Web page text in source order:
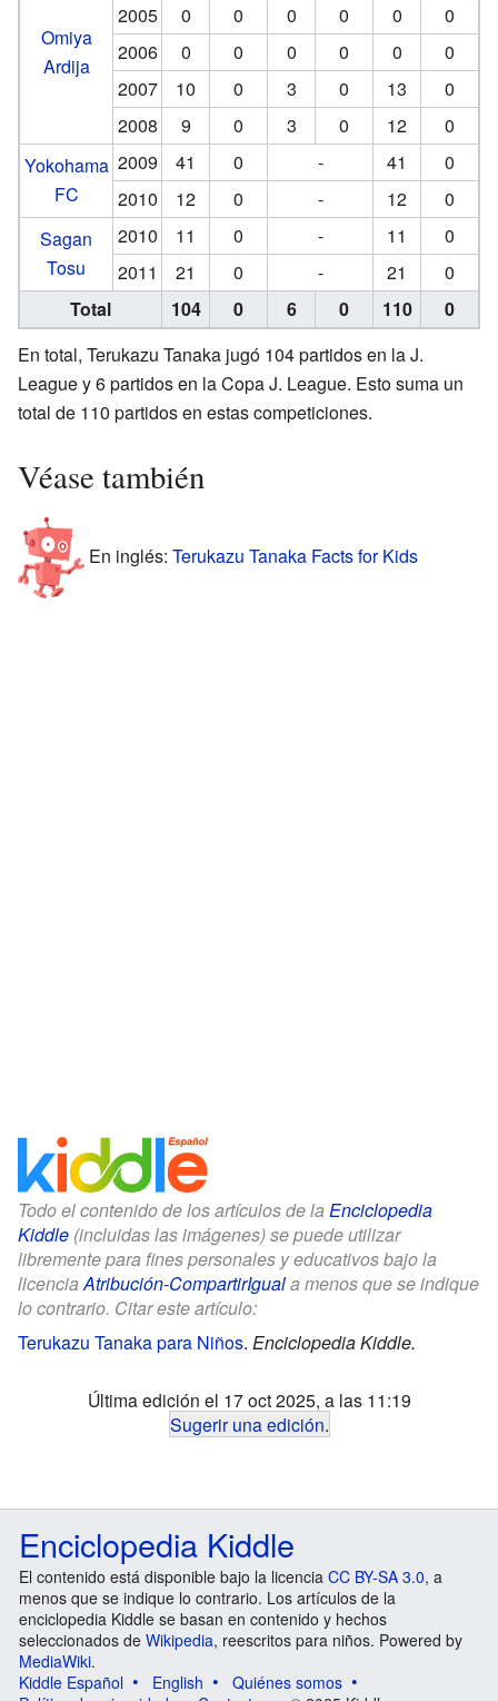
Omiya
Ardija
2005
0 0 0 0 0
0
2006
0 0 0 0 0
0
2007
10 0 3 0 13
0
2008
9 0 3 0 12
0
Yokohama
FC
2009 41 0 - 41
0
2010
12 0 - 12
0
Sagan
Tosu
2010 11 0 - 11
0
2011
21 0 - 21
0
Total
104 0 6 0 110
0
En total, Terukazu Tanaka jugó 104 partidos en la J.
League y 6 partidos en la Copa J. League. Esto suma un
total de 110 partidos en estas competiciones.
Véase también
En inglés: Terukazu Tanaka Facts for Kids
Todo el contenido de los artículos de la Enciclopedia
Kiddle (incluidas las imágenes) se puede utilizar
libremente para fines personales y educativos bajo la
licenciaAtribución-CompartirIguala menos que se indique
lo contrario. Citar este artículo:
Terukazu Tanaka para Niños. Enciclopedia Kiddle.
Última edición el 17 oct 2025, a las 11:19
Sugerir una edición.
Enciclopedia Kiddle
El contenido está disponible bajo la licencia CC BY-SA 3.0, a
menos que se indique lo contrario. Los artículos de la
enciclopedia Kiddle se basan en contenido y hechos
seleccionados de Wikipedia, reescritos para niños. Powered by
MediaWiki.
Kiddle Español
English
Quiénes somos